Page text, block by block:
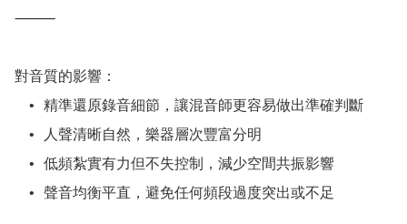
⸻
對音質的影響：